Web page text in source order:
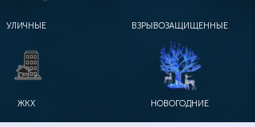
УЛИЧНЫЕ ВЗРЫВОЗАЩИЩЕННЫЕ
ЖКХ НОВОГОДНИЕ